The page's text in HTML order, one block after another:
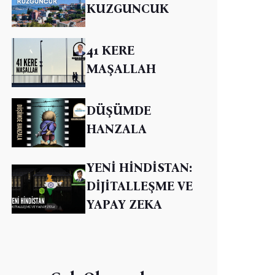
KUZGUNCUK
41 KERE
MAŞALLAH
DÜŞÜMDE
HANZALA
YENİ HİNDİSTAN:
DİJİTALLEŞME VE
YAPAY ZEKA